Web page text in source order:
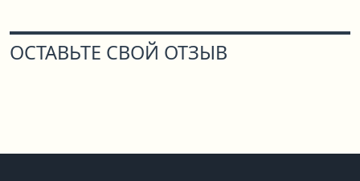
ОСТАВЬТЕ СВОЙ ОТЗЫВ